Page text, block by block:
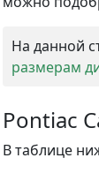
На данной
размерам
Pontiac
В таблице